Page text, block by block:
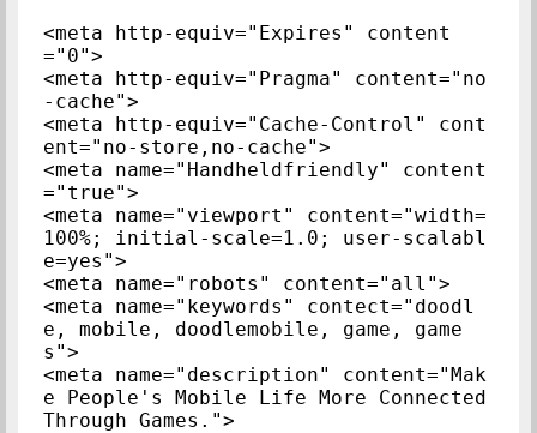
<meta http-equiv="Expires" content
="0">
<meta http-equiv="Pragma" content="no
-cache">
<meta http-equiv="Cache-Control" cont
ent="no-store,no-cache">
<meta name="Handheldfriendly" content
="true">
<meta name="viewport" content="width=
100%; initial-scale=1.0; user-scalabl
e=yes">
<meta name="robots" content="all">
<meta name="keywords" contect="doodl
e, mobile, doodlemobile, game, game
s">
<meta name="description" content="Mak
e People's Mobile Life More Connected
Through Games.">